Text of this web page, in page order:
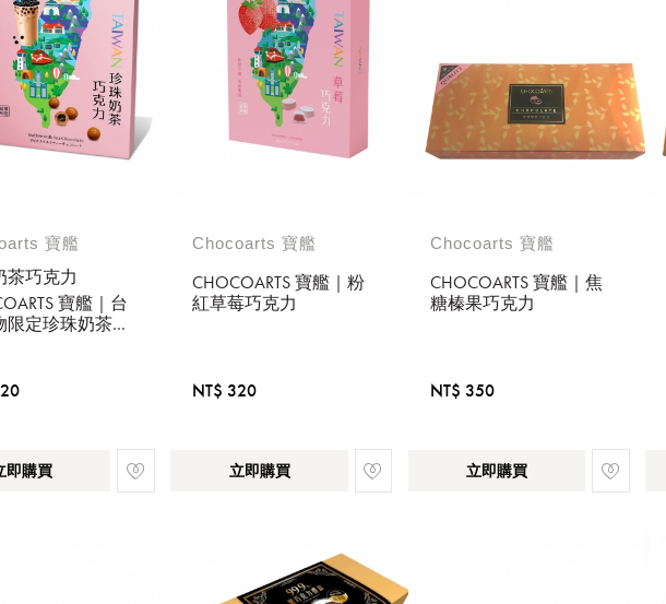
寶艦
茶巧克力
寶艦｜台
限定珍珠奶茶巧
即購買
Chocoarts 寶艦
CHOCOARTS 寶艦｜粉
紅草莓巧克力
NT$ 320
立即購買
Chocoarts 寶艦
CHOCOARTS 寶艦｜焦
糖榛果巧克力
NT$ 350
立即購買